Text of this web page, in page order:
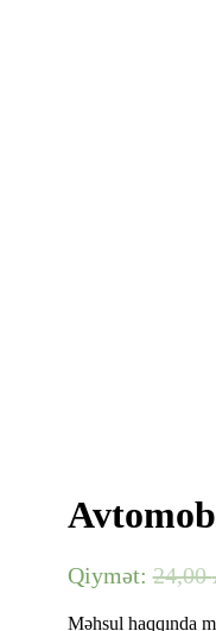
Qiymət:24,00
Məhsul haqqında